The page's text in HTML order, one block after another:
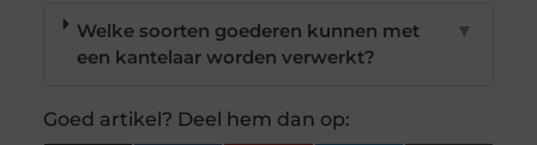
Welke soorten goederen kunnen met
een kantelaar worden verwerkt?
▼
Goed artikel? Deel hem dan op: